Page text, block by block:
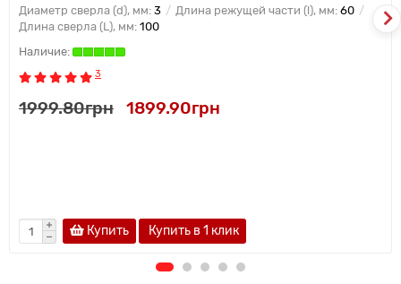
Диаметр сверла (d), мм: 3 Длина режущей части (l), мм: 60
Длина сверла (L), мм: 100
3
1999.80грн 1899.90грн
Купить Купить в 1 клик